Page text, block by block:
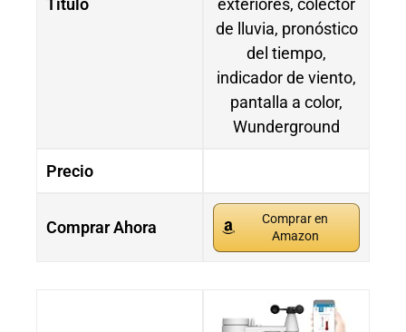
Titulo
exteriores, colector
de lluvia, pronóstico
del tiempo,
indicador de viento,
pantalla a color,
Wunderground
Precio
Comprar Ahora
Comprar en
Amazon